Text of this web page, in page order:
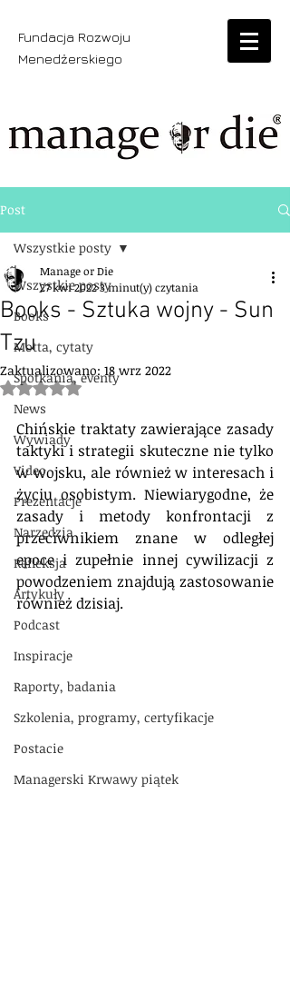
Fundacja Rozwoju
Menedżerskiego
Post
Wszystkie posty
Books
Motta, cytaty
Spotkania, eventy
News
Wywiady
Video
Prezentacje
Narzędzia
Refleksja
Artykuły
Podcast
Inspiracje
Raporty, badania
Szkolenia, programy, certyfikacje
Postacie
Managerski Krwawy piątek
Wszystkie posty
Books - Sztuka wojny - Sun
Tzu
Manage or Die
27 kwi 20223 minut(y) czytania
Zaktualizowano: 18 wrz 2022
Oceniono na NaN z 5 gwiazdek.
Chińskie traktaty zawierające zasady
taktyki i strategii skuteczne nie tylko
w wojsku, ale również w interesach i
życiu osobistym. Niewiarygodne, że
zasady i metody konfrontacji z
przeciwnikiem znane w odległej
epoce i zupełnie innej cywilizacji z
powodzeniem znajdują zastosowanie
również dzisiaj.